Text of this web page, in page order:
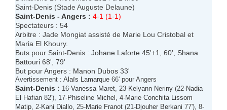
Saint-Denis (Stade Auguste Delaune)
Saint-Denis - Angers : 4-1 (1-1)
Spectateurs : 54
Arbitre : Jade Mongiat assisté de Marie Lou Cristobal et
Maria El Khoury.
Buts pour Saint-Denis : Johane Laforte 45'+1, 60', Shana
Battouri 68', 79'
But pour Angers : Manon Dubos 33'
Avertissement : Alaïs Lamarque 66' pour Angers
Saint-Denis : 16-Vanessa Maret , 23-Kelyann Neriny (22-Nadia
El Hafian 82'), 17-Phiseline Michel , 4-Marie Conchita Lissom
Matip , 2-Kani Diallo , 25-Marie Franot (21-Djouher Berkani 77'), 8-